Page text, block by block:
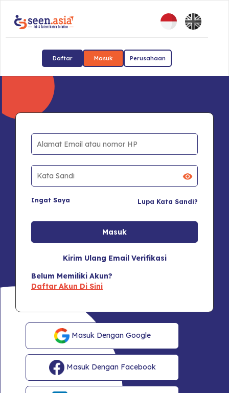
Daftar Masuk Perusahaan
Ingat Saya Lupa Kata Sandi?
Kirim Ulang Email Verifikasi
Belum Memiliki Akun?
Daftar Akun Di Sini
Masuk Dengan Google
Masuk Dengan Facebook